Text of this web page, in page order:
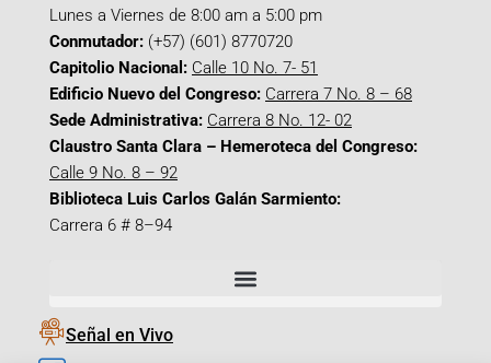
Lunes a Viernes de 8:00 am a 5:00 pm
Conmutador: (+57) (601) 8770720
Capitolio Nacional: Calle 10 No. 7- 51
Edificio Nuevo del Congreso: Carrera 7 No. 8 – 68
Sede Administrativa: Carrera 8 No. 12- 02
Claustro Santa Clara – Hemeroteca del Congreso:
Calle 9 No. 8 – 92
Biblioteca Luis Carlos Galán Sarmiento:
Carrera 6 # 8–94
Señal en Vivo